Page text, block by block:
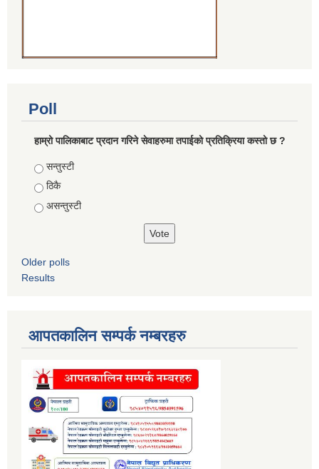
Poll
हाम्रो पालिकाबाट प्रदान गरिने सेवाहरुमा तपाईको प्रतिक्रिया कस्तो छ ?
Choices
सन्तुस्टी
ठिकै
असन्तुस्टी
Older polls
Results
आपतकालिन सम्पर्क नम्बरहरु